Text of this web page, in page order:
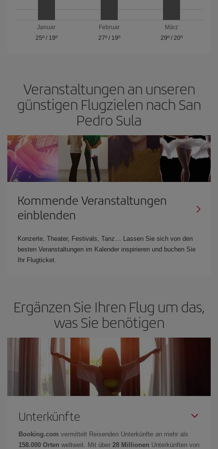
Januar
25º/ 19º
Februar
27º/ 19º
März
29º / 20º
Veranstaltungen an unseren
günstigen Flugzielen nach San
Pedro Sula
Kommende Veranstaltungen
einblenden
Konzerte, Theater, Festivals, Tanz… Lassen Sie sich von den
besten Veranstaltungen im Kalender inspirieren und buchen Sie
Ihr Flugticket.
Ergänzen Sie Ihren Flug um das,
was Sie benötigen
Unterkünfte
Booking.com vermittelt Reisenden Unterkünfte an mehr als
158.000 Orten weltweit. Mit über 28 Millionen Unterkünften von